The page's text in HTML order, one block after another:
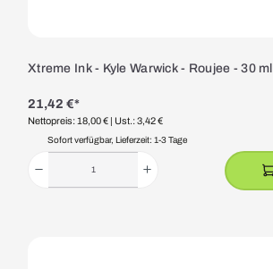
Xtreme Ink - Kyle Warwick - Roujee - 30 ml
21,42 €*
Nettopreis: 18,00 € | Ust.: 3,42 €
Sofort verfügbar, Lieferzeit: 1-3 Tage